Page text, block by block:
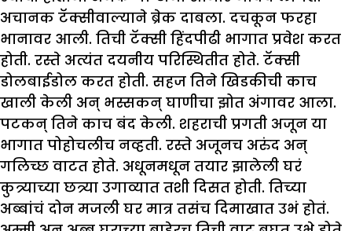
अचानक टॅक्सीवाल्याने ब्रेक दाबला. दचकून फरहा
भानावर आली. तिची टॅक्सी हिंदपीढी भागात प्रवेश करत
होती. रस्ते अत्यंत दयनीय परिस्थितीत होते. टॅक्सी
डोलबाईडोल करत होती. सहज तिने खिडकीची काच
खाली केली अन् भस्सकन् घाणीचा झोत अंगावर आला.
पटकन् तिने काच बंद केली. शहराची प्रगती अजून या
भागात पोहोचलीच नव्हती. रस्ते अजूनच अरुंद अन्
गलिच्छ वाटत होते. अधूनमधून तयार झालेली घरं
कुत्र्याच्या छत्र्या उगाव्यात तशी दिसत होती. तिच्या
अब्बांचं दोन मजली घर मात्र तसंच दिमाखात उभं होतं.